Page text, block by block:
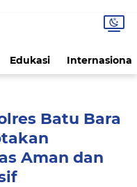
Edukasi Internasional
Batu Bara
Aman dan